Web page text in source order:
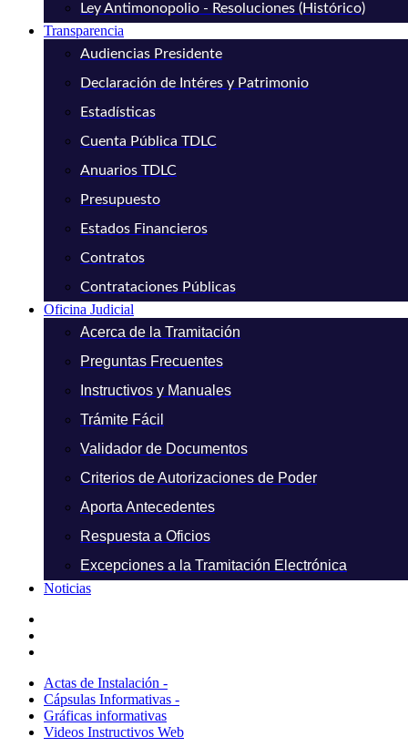
Ley Antimonopolio - Resoluciones (Histórico)
Transparencia
Audiencias Presidente
Declaración de Intéres y Patrimonio
Estadísticas
Cuenta Pública TDLC
Anuarios TDLC
Presupuesto
Estados Financieros
Contratos
Contrataciones Públicas
Oficina Judicial
Acerca de la Tramitación
Preguntas Frecuentes
Instructivos y Manuales
Trámite Fácil
Validador de Documentos
Criterios de Autorizaciones de Poder
Aporta Antecedentes
Respuesta a Oficios
Excepciones a la Tramitación Electrónica
Noticias
Actas de Instalación -
Cápsulas Informativas -
Gráficas informativas
Videos Instructivos Web